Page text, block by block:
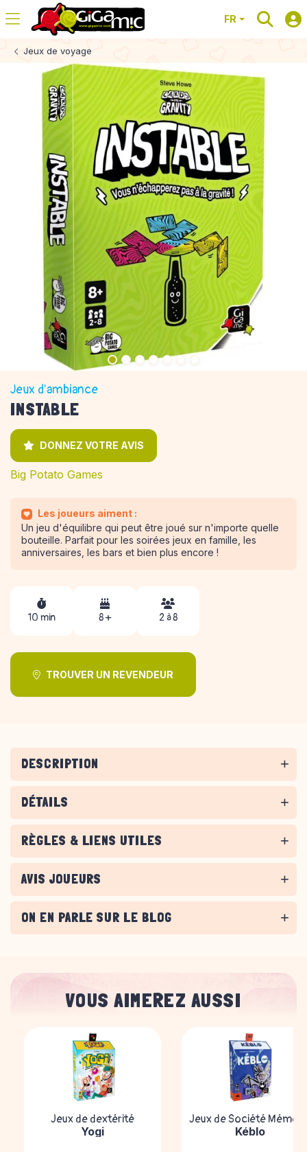
FR
Jeux de voyage
Jeux d'ambiance
INSTABLE
DONNEZ VOTRE AVIS
Big Potato Games
Les joueurs aiment :
Un jeu d'équilibre qui peut être joué sur n'importe quelle
bouteille. Parfait pour les soirées jeux en famille, les
anniversaires, les bars et bien plus encore !
10 min 8 + 2 à 8
TROUVER UN REVENDEUR
DESCRIPTION
DÉTAILS
RÈGLES & LIENS UTILES
AVIS JOUEURS
ON EN PARLE SUR LE BLOG
VOUS AIMEREZ AUSSI
Jeux de dextérité
Yogi
Jeux de Société
Kéblo